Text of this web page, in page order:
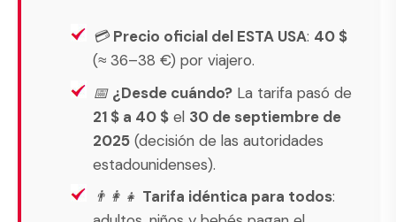
💳 Precio oficial del ESTA USA: 40 $
(≈ 36–38 €) por viajero.
📅 ¿Desde cuándo? La tarifa pasó de
21 $ a 40 $ el 30 de septiembre de
2025 (decisión de las autoridades
estadounidenses).
👨‍👩‍👧 Tarifa idéntica para todos: